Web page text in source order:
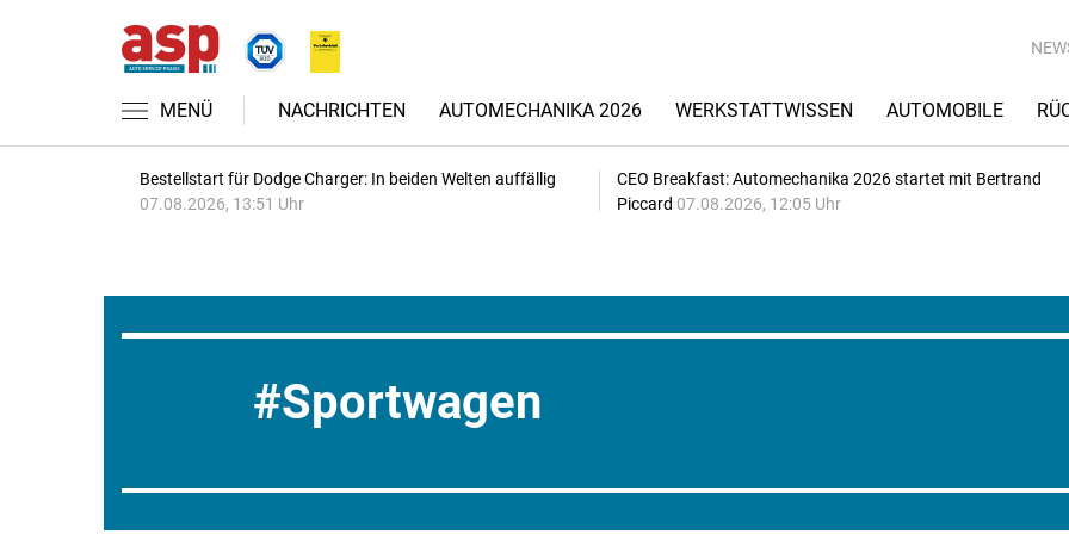
MENÜ NACHRICHTEN AUTOMECHANIKA 2026 WERKSTATTWISSEN AUTOMOBILE
Bestellstart für Dodge Charger: In beiden Welten auffällig
07.08.2026, 13:51 Uhr
CEO Breakfast: Automechanika 2026 startet mit Bertrand
Piccard 07.08.2026, 12:05 Uhr
Sportwagen